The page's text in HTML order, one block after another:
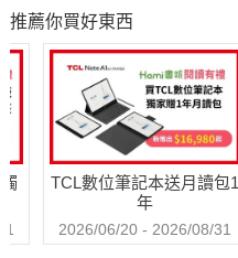
和世界也有牽連，也就是，我
他們以科學的觀點，通盤解釋
苦無確鑿證據或無法圓滿解釋
治療、超感官知覺和集體潛意
「前世」、千里眼影像、心靈
見，而是所有人都有的本領。
我們的力量遠超過自身所知，
工具書
推薦你買好東西
TCL數位筆記本送月讀包1
年
2026/06/20 - 2026/08/31